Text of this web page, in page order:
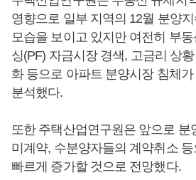
영향으로 일부 지역의 12월 분양
모습을 보이고 있지만 여전히 부
싱(PF) 자금시장 경색, 고금리 상황
화 등으로 아파트 분양시장 침체
분석했다.
또한 주택산업연구원은 앞으로 분
미계약, 수분양자들의 계약취소 등
빠르게 증가할 것으로 전망했다.